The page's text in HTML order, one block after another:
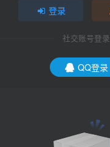
登录
社交账号登录
QQ登录